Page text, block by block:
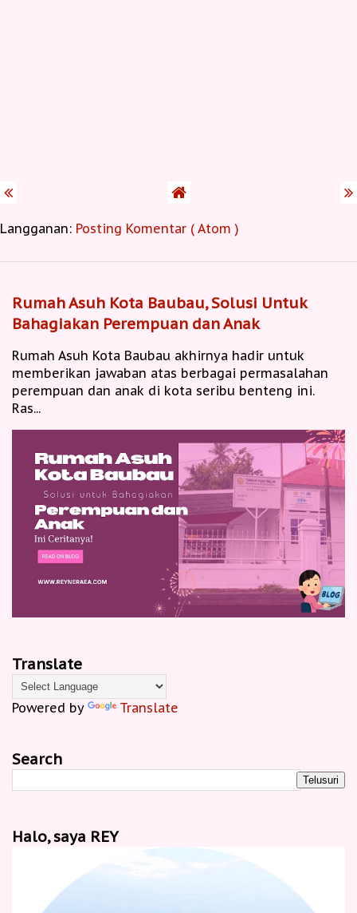
Langganan: Posting Komentar ( Atom )
Rumah Asuh Kota Baubau, Solusi Untuk
Bahagiakan Perempuan dan Anak
Rumah Asuh Kota Baubau akhirnya hadir untuk
memberikan jawaban atas berbagai permasalahan
perempuan dan anak di kota seribu benteng ini.
Ras...
Translate
Powered by Translate
Search
Halo, saya REY